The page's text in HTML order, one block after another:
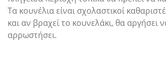
Τα κουνέλια είναι σχολαστικοί
και αν βραχεί το κουνελάκι, θα
αρρωστήσει.